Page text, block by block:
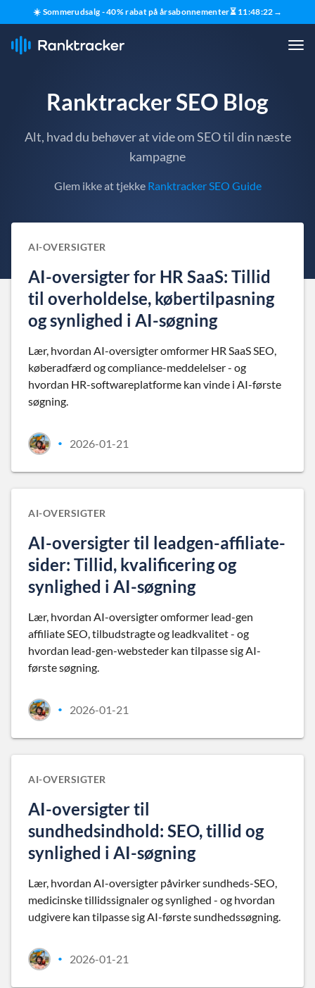
☀️ Sommerudsalg - 40% rabat på årsabonnementer⏳ 11:48:21 →
Ranktracker SEO Blog
Alt, hvad du behøver at vide om SEO til din næste
kampagne
Glem ikke at tjekke Ranktracker SEO Guide
AI-OVERSIGTER
AI-oversigter for HR SaaS: Tillid
til overholdelse, købertilpasning
og synlighed i AI-søgning
Lær, hvordan AI-oversigter omformer HR SaaS SEO,
køberadfærd og compliance-meddelelser - og
hvordan HR-softwareplatforme kan vinde i AI-første
søgning.
• 2026-01-21
AI-OVERSIGTER
AI-oversigter til leadgen-affiliate-
sider: Tillid, kvalificering og
synlighed i AI-søgning
Lær, hvordan AI-oversigter omformer lead-gen
affiliate SEO, tilbudstragte og leadkvalitet - og
hvordan lead-gen-websteder kan tilpasse sig AI-
første søgning.
• 2026-01-21
AI-OVERSIGTER
AI-oversigter til
sundhedsindhold: SEO, tillid og
synlighed i AI-søgning
Lær, hvordan AI-oversigter påvirker sundheds-SEO,
medicinske tillidssignaler og synlighed - og hvordan
udgivere kan tilpasse sig AI-første sundhedssøgning.
• 2026-01-21